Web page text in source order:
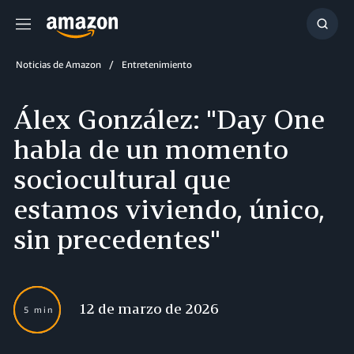
Menú
Noticias de Amazon Entretenimiento
Álex González: "Day One
habla de un momento
sociocultural que
estamos viviendo, único,
sin precedentes"
5 min 12 de marzo de 2026